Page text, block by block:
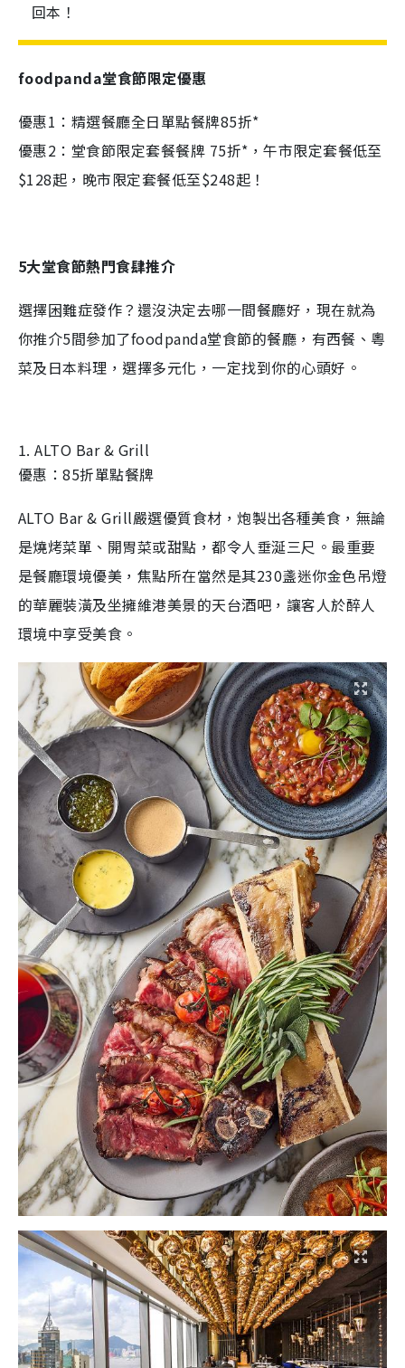
回本！
foodpanda堂食節限定優惠
優惠1：精選餐廳全日單點餐牌85折*
優惠2：堂食節限定套餐餐牌 75折*，午市限定套餐低至
$128起，晚市限定套餐低至$248起！
5大堂食節熱門食肆推介
選擇困難症發作？還沒決定去哪一間餐廳好，現在就為
你推介5間參加了foodpanda堂食節的餐廳，有西餐、粵
菜及日本料理，選擇多元化，一定找到你的心頭好。
1. ALTO Bar & Grill
優惠：85折單點餐牌
ALTO Bar & Grill嚴選優質食材，炮製出各種美食，無論
是燒烤菜單、開胃菜或甜點，都令人垂涎三尺。最重要
是餐廳環境優美，焦點所在當然是其230盞迷你金色吊燈
的華麗裝潢及坐擁維港美景的天台酒吧，讓客人於醉人
環境中享受美食。